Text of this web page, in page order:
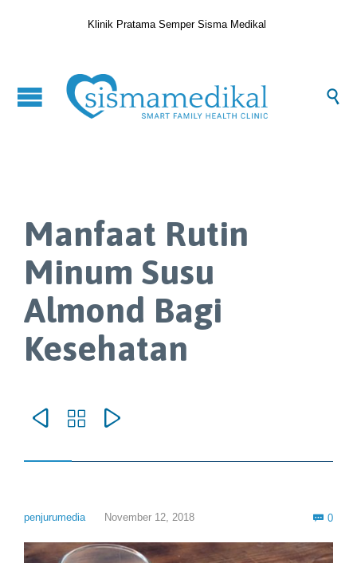
Klinik Pratama Semper Sisma Medikal

Manfaat Rutin
Minum Susu
Almond Bagi
Kesehatan
  
penjurumedia November 12, 2018  0